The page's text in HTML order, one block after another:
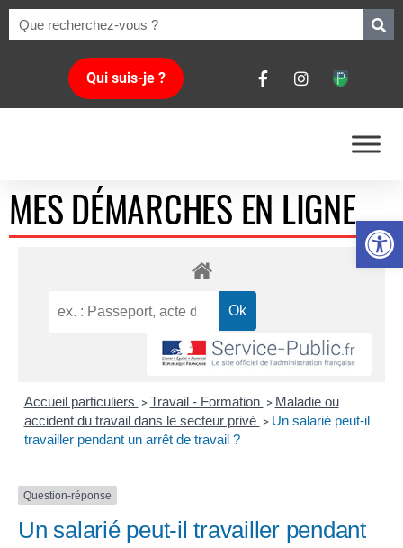
Ouvrir
Qui suis-je ?
MES DÉMARCHES EN LIGNE
Accueil particuliers > Travail - Formation > Maladie ou
accident du travail dans le secteur privé > Un salarié peut-il
travailler pendant un arrêt de travail ?
Question-réponse
Un salarié peut-il travailler pendant